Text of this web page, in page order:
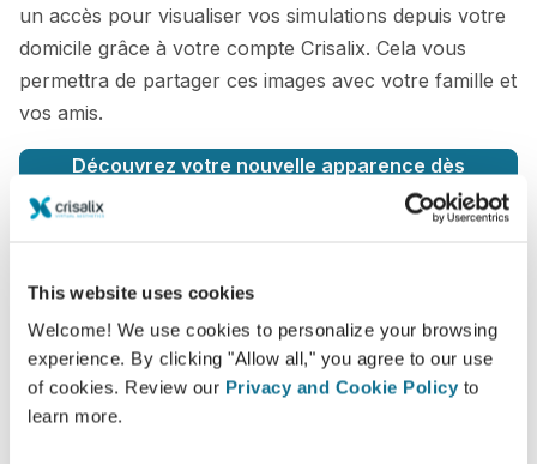
This website uses cookies
Welcome! We use cookies to personalize your browsing
experience. By clicking "Allow all," you agree to our use
of cookies. Review our Privacy and Cookie Policy to
learn more.
un accès pour visualiser vos simulations depuis votre
domicile grâce à votre compte Crisalix. Cela vous
permettra de partager ces images avec votre famille et
vos amis.
Découvrez votre nouvelle apparence dès
Facilité et fiabilité
Crisalix s’engage à protéger votre vie privée à
chaque instant. Nos serveurs sont entièrement